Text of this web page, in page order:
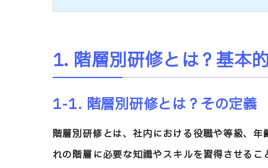
1. 階層別研修とは？基本
1-1. 階層別研修とは？その定義
階層別研修とは、社内における役職や等級、
れの階層に必要な知識やスキルを習得させる